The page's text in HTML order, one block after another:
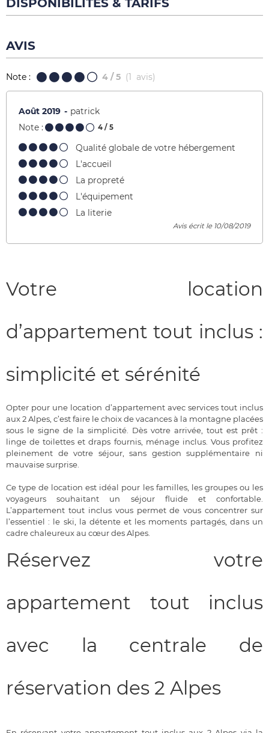
DISPONIBILITÉS & TARIFS
AVIS
Note : 4 / 5 (1 avis)
Août 2019
patrick
Note :
4 / 5
Qualité globale de votre hébergement
L'accueil
La propreté
L'équipement
La literie
Avis écrit le 10/08/2019
Votre location
d’appartement tout inclus :
simplicité et sérénité
Opter pour une location d’appartement avec services tout inclus
aux 2 Alpes, c’est faire le choix de vacances à la montagne placées
sous le signe de la simplicité. Dès votre arrivée, tout est prêt :
linge de toilettes et draps fournis, ménage inclus. Vous profitez
pleinement de votre séjour, sans gestion supplémentaire ni
mauvaise surprise.
Ce type de location est idéal pour les familles, les groupes ou les
voyageurs souhaitant un séjour fluide et confortable.
L’appartement tout inclus vous permet de vous concentrer sur
l’essentiel : le ski, la détente et les moments partagés, dans un
cadre chaleureux au cœur des Alpes.
Réservez votre
appartement tout inclus
avec la centrale de
réservation des 2 Alpes